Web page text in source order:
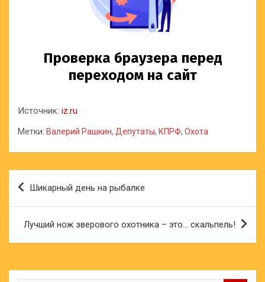
Источник: iz.ru
Метки: Валерий Рашкин, Депутаты, КПРФ, Охота
Навигация
по
Шикарный день на рыбалке
Лучший нож зверового охотника – это… скальпель!